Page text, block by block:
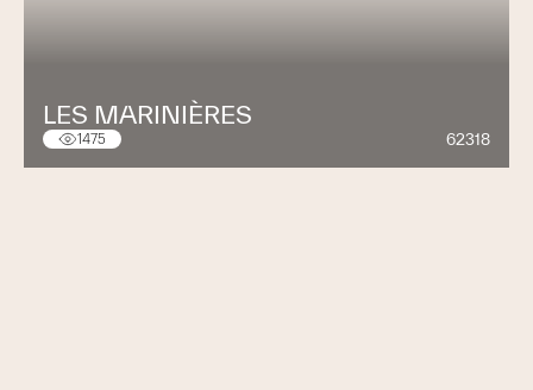
LES MARINIÈRES
1475 62318